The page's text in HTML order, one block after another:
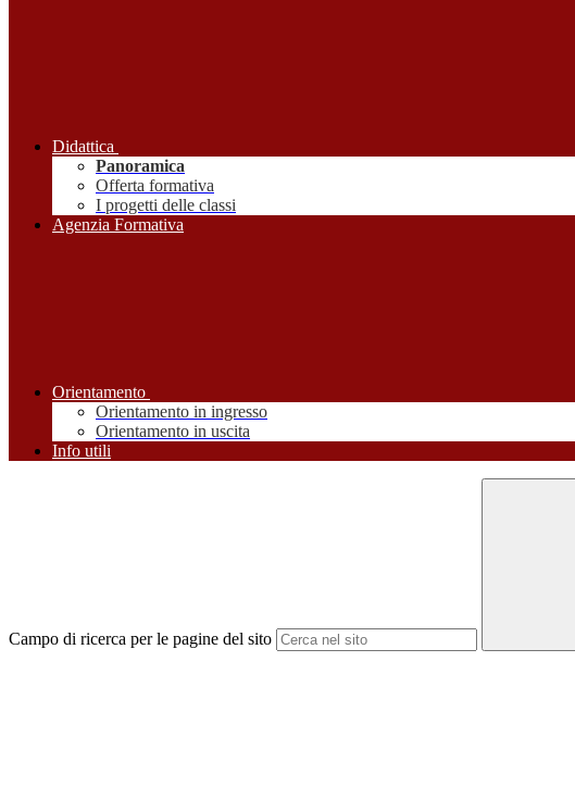
Didattica
Panoramica
Offerta formativa
I progetti delle classi
Agenzia Formativa
Orientamento
Orientamento in ingresso
Orientamento in uscita
Info utili
Campo di ricerca per le pagine del sito